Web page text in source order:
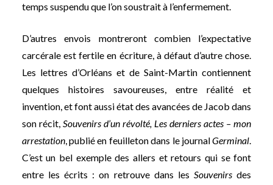
temps suspendu que l’on soustrait à l’enfermement.
D’autres envois montreront combien l’expectative
carcérale est fertile en écriture, à défaut d’autre chose.
Les lettres d’Orléans et de Saint-Martin contiennent
quelques histoires savoureuses, entre réalité et
invention, et font aussi état des avancées de Jacob dans
son récit, Souvenirs d’un révolté, Les derniers actes – mon
arrestation, publié en feuilleton dans le journalGerminal.
C’est un bel exemple des allers et retours qui se font
entre les écrits : on retrouve dans lesSouvenirs des